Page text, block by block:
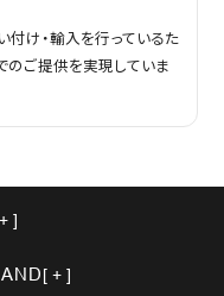
付け・輸入を行っているた
のご提供を実現していま